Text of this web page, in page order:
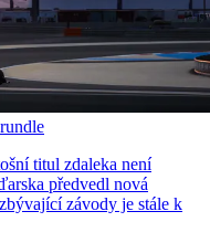
titul zdaleka není
předvedl nová
závody je stále k